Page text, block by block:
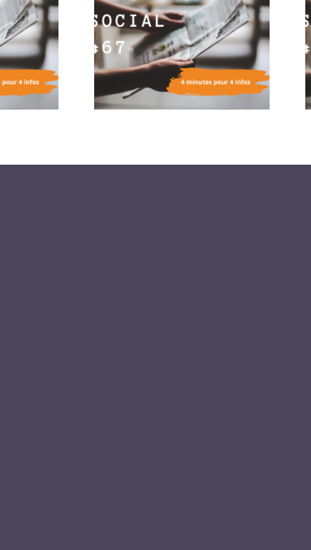
#67 : 4
4 infos
Flash Actu Social #66 : 4
minutes pour 4 infos